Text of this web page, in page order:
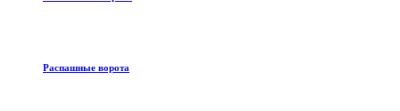
Распашные ворота